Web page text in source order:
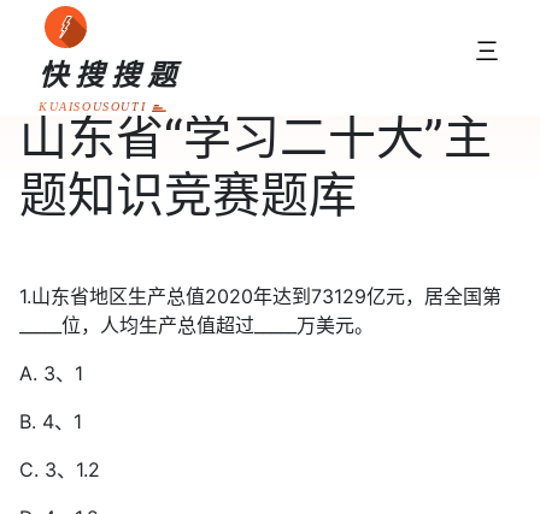
快搜搜题
KUAISOUSOUTI
三
山东省“学习二十大”主
题知识竞赛题库
1.山东省地区生产总值2020年达到73129亿元，居全国第
_____位，人均生产总值超过_____万美元。
A. 3、1
B. 4、1
C. 3、1.2